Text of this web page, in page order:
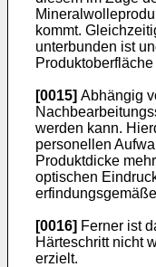
kommt.
unterbunden ist
[0015] Abhängig
werden kann.
personellen
Produktdicke
optischen
[0016] Ferner ist
Härteschritt nicht
erzielt.